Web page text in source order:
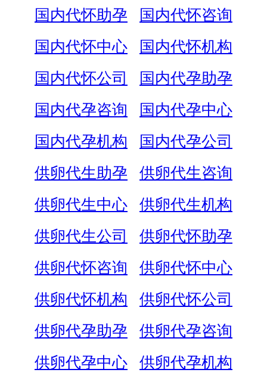
国内代怀助孕
国内代怀咨询
国内代怀中心
国内代怀机构
国内代怀公司
国内代孕助孕
国内代孕咨询
国内代孕中心
国内代孕机构
国内代孕公司
供卵代生助孕
供卵代生咨询
供卵代生中心
供卵代生机构
供卵代生公司
供卵代怀助孕
供卵代怀咨询
供卵代怀中心
供卵代怀机构
供卵代怀公司
供卵代孕助孕
供卵代孕咨询
供卵代孕中心
供卵代孕机构